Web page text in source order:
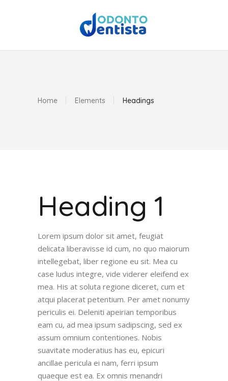
Home Elements Headings
Heading 1
Lorem ipsum dolor sit amet, feugiat
delicata liberavisse id cum, no quo maiorum
intellegebat, liber regione eu sit. Mea cu
case ludus integre, vide viderer eleifend ex
mea. His at soluta regione diceret, cum et
atqui placerat petentium. Per amet nonumy
periculis ei. Deleniti apeirian temporibus
eam cu, ad mea ipsum sadipscing, sed ex
assum omnium contentiones. Nobis
suavitate moderatius has eu, epicuri
ancillae pericula ei nam, ferri ipsum
quaeque est ea. Ex omnis menandri